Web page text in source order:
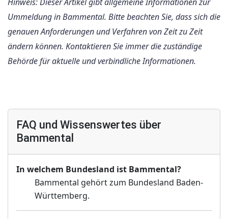
Hinweis: Dieser Artikel gibt allgemeine Informationen zur
Ummeldung in Bammental. Bitte beachten Sie, dass sich die
genauen Anforderungen und Verfahren von Zeit zu Zeit
ändern können. Kontaktieren Sie immer die zuständige
Behörde für aktuelle und verbindliche Informationen.
FAQ und Wissenswertes über
Bammental
In welchem Bundesland ist Bammental?
Bammental gehört zum Bundesland Baden-
Württemberg.